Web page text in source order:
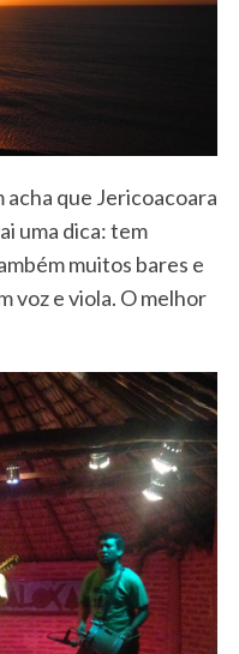
acha que Jericoacoara
uma dica: tem
muitos bares e
voz e viola. O melhor